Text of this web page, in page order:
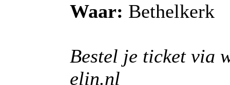
Waar: Bethelkerk
Bestel je ticket via
elin.nl